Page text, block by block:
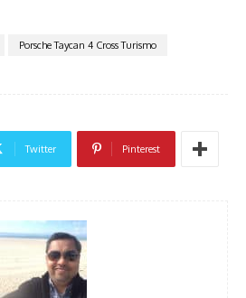
Porsche Taycan 4 Cross Turismo
Twitter Pinterest